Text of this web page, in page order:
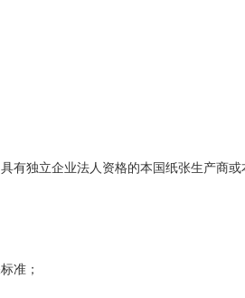
有独立企业法人资格的本国纸张生产商或
准；